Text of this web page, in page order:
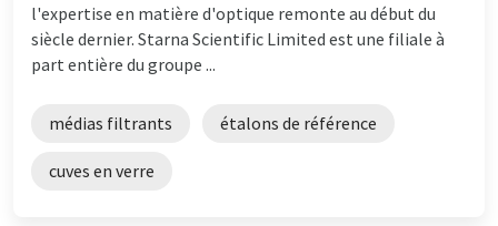
l'expertise en matière d'optique remonte au début du
siècle dernier. Starna Scientific Limited est une filiale à
part entière du groupe ...
médias filtrants étalons de référence
cuves en verre